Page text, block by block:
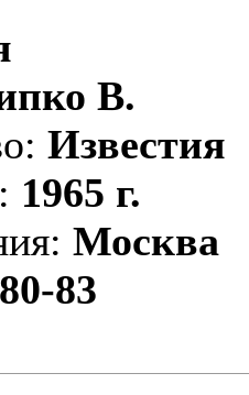
В.
Известия
1965 г.
Москва
80-83